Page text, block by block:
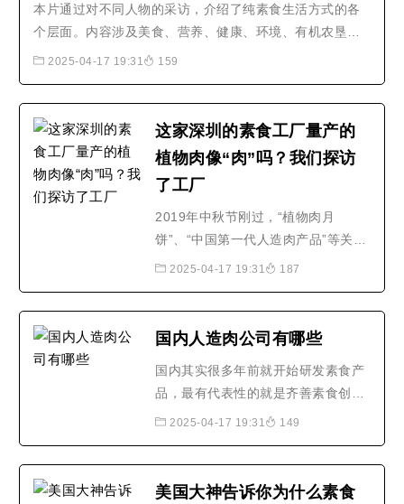
男女泪目让铲屎官们紧紧抱..
本片通过对不同人物的采访，介绍了纯素食生活方式的各
个层面。内容涉及美食、营养、健康、环境、有机农垦和
动物福利等等。影片告诉人们，要选择纯素饮食，关爱生
2025-04-17 19:31 159
这家深圳的素食工厂量产的
植物肉像“肉”吗？我们探访
了工厂
2019年中秋节刚过，“植物肉月
饼”、“中国第一代人造肉产品”等关键
词的热度在近几个月居高不下，中国
新闻（www.thepaper.cn）记者来到
植物肉生产线进行了探访。“..2019年
中秋节刚过，“植物肉月..
2025-04-17 19:31 187
国内人造肉公司有哪些
国内其实很多年前就开始研发素食产
品，最有代表性的就是齐善素食创始
于1993年，陆续很多素食企业崛起，
在投资方面多数情况下会选择有意义
2025-04-17 19:31 149
美国大神告诉你为什么素食